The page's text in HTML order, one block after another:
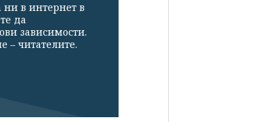
ни в интернет в
да
зависимости.
– читателите.